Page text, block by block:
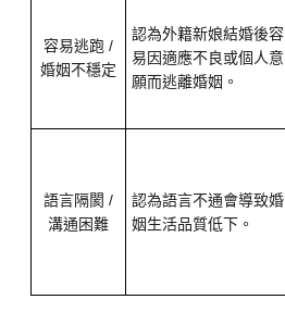
容易逃跑 /
婚姻不穩定
認為外籍新娘結婚後容
易因適應不良或個人意
願而逃離婚姻。
語言隔閡 /
溝通困難
認為語言不通會導致婚
姻生活品質低下。